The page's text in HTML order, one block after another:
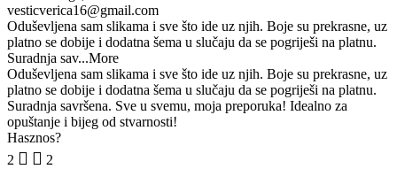
vesticverica16@gmail.com
Oduševljena sam slikama i sve što ide uz njih. Boje su prekrasne, uz
platno se dobije i dodatna šema u slučaju da se pogriješi na platnu.
Suradnja sav...More
Oduševljena sam slikama i sve što ide uz njih. Boje su prekrasne, uz
platno se dobije i dodatna šema u slučaju da se pogriješi na platnu.
Suradnja savršena. Sve u svemu, moja preporuka! Idealno za
opuštanje i bijeg od stvarnosti!
Hasznos?
2
2